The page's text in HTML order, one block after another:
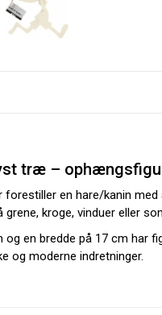
træ –
forestiller en hare/kanin
grene, kroge, vinduer eller
og en bredde på 17 cm har
og moderne indretninger.